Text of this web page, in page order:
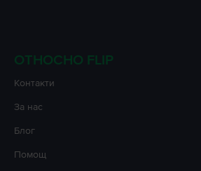
ОТНОСНО FLIP
Контакти
За нас
Блог
Помощ